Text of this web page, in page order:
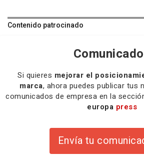
Contenido patrocinado
Si quieres mejorar el
marca, ahora puedes publicar tus
comunicados de empresa en la
europa press
Envía tu